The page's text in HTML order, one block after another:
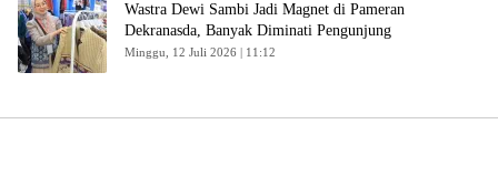
Wastra Dewi Sambi Jadi Magnet di Pameran
Dekranasda, Banyak Diminati Pengunjung
Minggu, 12 Juli 2026 | 11:12